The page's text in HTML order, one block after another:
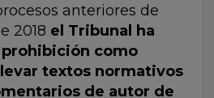
anteriores de
2018 el Tribunal ha
como
textos normativos
de autor de